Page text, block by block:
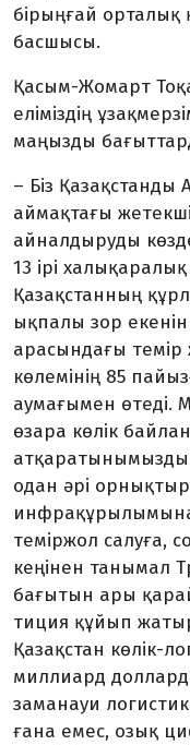
бірыңғай
басшысы.
Қасым-Жомарт
еліміздің
маңызды
– Біз
аймақтағы
айналдыруды
13 ірі халықаралық
Қазақстанның
ықпалы зор
арасындағы
көлемінің 85
аумағымен өтеді.
өзара көлік
одан әрі
теміржол салуға,
кеңінен танымал
бағытын ары
тиция құйып
Қазақстан көлік-
мил­лиард
заманауи
ғана емес, озық